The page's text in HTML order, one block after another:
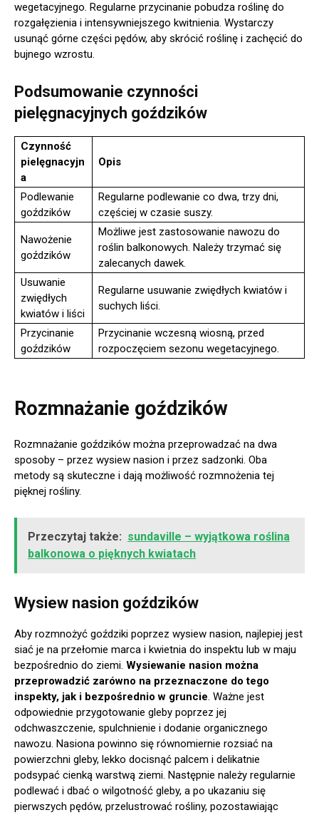
wegetacyjnego. Regularne przycinanie pobudza roślinę do
rozgałęzienia i intensywniejszego kwitnienia. Wystarczy
usunąć górne części pędów, aby skrócić roślinę i zachęcić do
bujnego wzrostu.
Podsumowanie czynności
pielęgnacyjnych goździków
Czynność
pielęgnacyjn
a
Opis
Podlewanie
goździków
Regularne podlewanie co dwa, trzy dni,
częściej w czasie suszy.
Nawożenie
goździków
Możliwe jest zastosowanie nawozu do
roślin balkonowych. Należy trzymać się
zalecanych dawek.
Usuwanie
zwiędłych
kwiatów i liści
Regularne usuwanie zwiędłych kwiatów i
suchych liści.
Przycinanie
goździków
Przycinanie wczesną wiosną, przed
rozpoczęciem sezonu wegetacyjnego.
Rozmnażanie goździków
Rozmnażanie goździków można przeprowadzać na dwa
sposoby – przez wysiew nasion i przez sadzonki. Oba
metody są skuteczne i dają możliwość rozmnożenia tej
pięknej rośliny.
Przeczytaj także: sundaville – wyjątkowa roślina
balkonowa o pięknych kwiatach
Wysiew nasion goździków
Aby rozmnożyć goździki poprzez wysiew nasion, najlepiej jest
siać je na przełomie marca i kwietnia do inspektu lub w maju
bezpośrednio do ziemi. Wysiewanie nasion można
przeprowadzić zarówno na przeznaczone do tego
inspekty, jak i bezpośrednio w gruncie. Ważne jest
odpowiednie przygotowanie gleby poprzez jej
odchwaszczenie, spulchnienie i dodanie organicznego
nawozu. Nasiona powinno się równomiernie rozsiać na
powierzchni gleby, lekko docisnąć palcem i delikatnie
podsypać cienką warstwą ziemi. Następnie należy regularnie
podlewać i dbać o wilgotność gleby, a po ukazaniu się
pierwszych pędów, przelustrować rośliny, pozostawiając